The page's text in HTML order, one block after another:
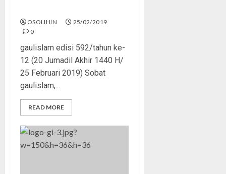
OSOLIHIN
25/02/2019
0
gaulislam edisi 592/tahun ke-
12 (20 Jumadil Akhir 1440 H/
25 Februari 2019) Sobat
gaulislam,...
READ MORE